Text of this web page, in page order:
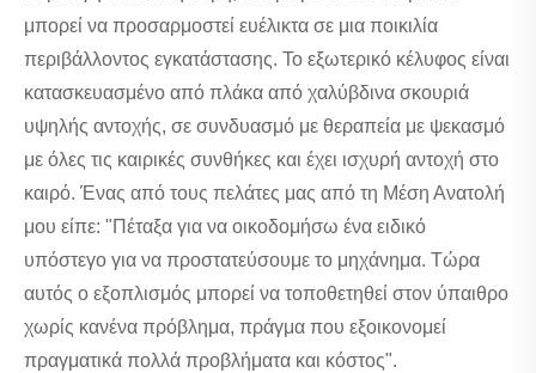
μπορεί να προσαρμοστεί ευέλικτα σε μια ποικιλία
περιβάλλοντος εγκατάστασης. Το εξωτερικό κέλυφος είναι
κατασκευασμένο από πλάκα από χαλύβδινα σκουριά
υψηλής αντοχής, σε συνδυασμό με θεραπεία με ψεκασμό
με όλες τις καιρικές συνθήκες και έχει ισχυρή αντοχή στο
καιρό. Ένας από τους πελάτες μας από τη Μέση Ανατολή
μου είπε: "Πέταξα για να οικοδομήσω ένα ειδικό
υπόστεγο για να προστατεύσουμε το μηχάνημα. Τώρα
αυτός ο εξοπλισμός μπορεί να τοποθετηθεί στον ύπαιθρο
χωρίς κανένα πρόβλημα, πράγμα που εξοικονομεί
πραγματικά πολλά προβλήματα και κόστος".